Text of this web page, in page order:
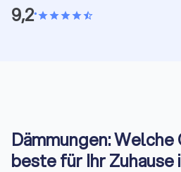
9,2•starstarstarstarstar_half
Dämmungen:
beste für Ihr